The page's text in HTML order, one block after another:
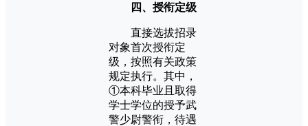
四、授衔定级
直接选拔招录
对象首次授衔定
级，按照有关政策
规定执行。其中，
①本科毕业且取得
学士学位的授予武
警少尉警衔，待遇